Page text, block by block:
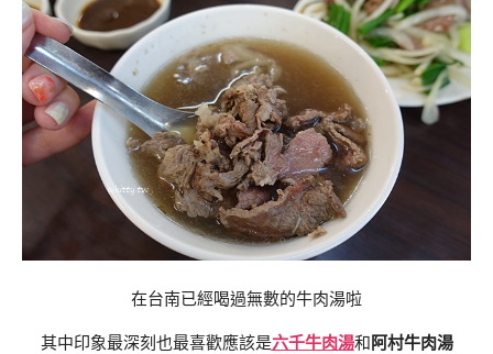
在台南已經喝過無數的牛肉湯啦
其中印象最深刻也最喜歡應該是六千牛肉湯和 阿村牛肉湯